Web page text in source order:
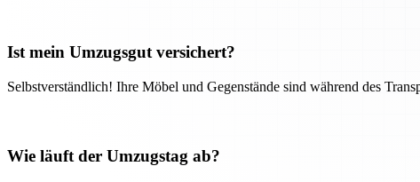
Ist mein Umzugsgut versichert?
Selbstverständlich! Ihre Möbel und Gegenstände sind während des
Wie läuft der Umzugstag ab?